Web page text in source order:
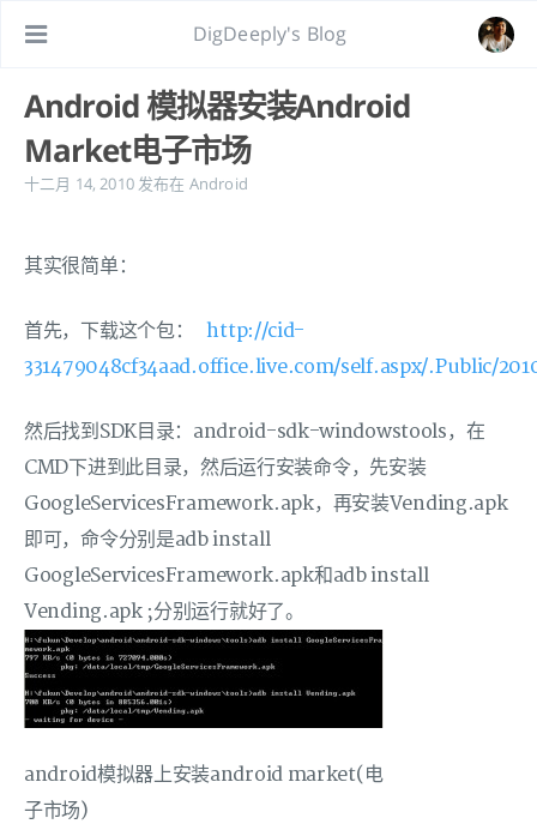
DigDeeply's Blog
Android 模拟器安装Android
Market电子市场
十二月 14, 2010 发布在 Android
其实很简单：
首先，下载这个包：http://cid-
331479048cf34aad.office.live.com/self.aspx/.Public/
然后找到SDK目录：android-sdk-windowstools，在
CMD下进到此目录，然后运行安装命令，先安装
GoogleServicesFramework.apk，再安装Vending.apk
即可，命令分别是adb install
GoogleServicesFramework.apk和adb install
Vending.apk ;分别运行就好了。
android模拟器上安装android market(电
子市场)